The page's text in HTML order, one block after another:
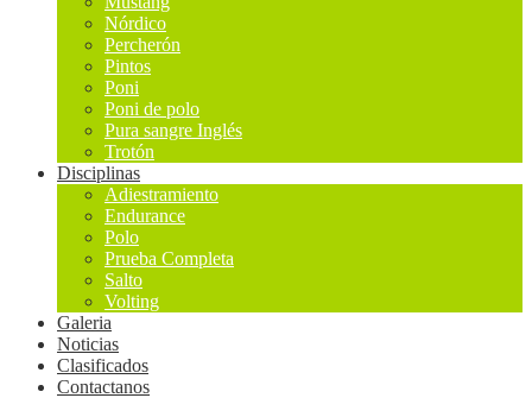
Nórdico
Percherón
Pintos
Poni
Poni de polo
Pura sangre Inglés
Trotón
Disciplinas
Adiestramiento
Endurance
Polo
Prueba Completa
Salto
Volting
Galeria
Noticias
Clasificados
Contactanos